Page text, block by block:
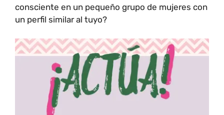
consciente en un pequeño grupo de mujeres con
un perfil similar al tuyo?